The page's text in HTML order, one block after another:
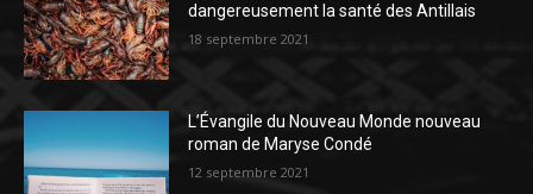
dangereusement la santé des Antillais
18 septembre 2021
L’Évangile du Nouveau Monde nouveau
roman de Maryse Condé
12 septembre 2021